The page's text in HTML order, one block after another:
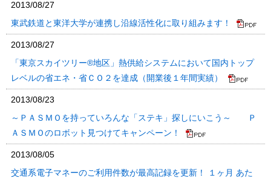
2013/08/27
東武鉄道と東洋大学が連携し沿線活性化に取り組みます！
2013/08/27
「東京スカイツリー®地区」熱供給システムにおいて国内トップ
レベルの省エネ・省ＣＯ２を達成（開業後１年間実績）
2013/08/23
～ＰＡＳＭＯを持っていろんな「ステキ」探しにいこう～ Ｐ
ＡＳＭＯのロボット見つけてキャンペーン！
2013/08/05
交通系電子マネーのご利用件数が最高記録を更新！ １ヶ月 あた